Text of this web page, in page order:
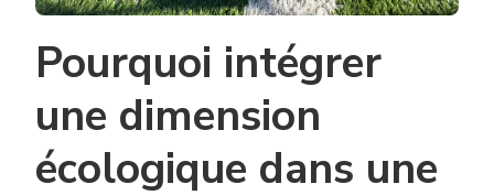
Pourquoi intégrer
une dimension
écologique dans une